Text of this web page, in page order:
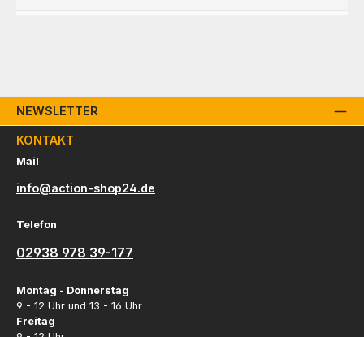
NEWSLETTER
KONTAKT
Mail
info@action-shop24.de
Telefon
02938 978 39-177
Montag - Donnerstag
9 - 12 Uhr und 13 - 16 Uhr
Freitag